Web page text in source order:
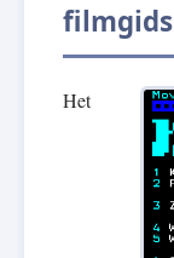
filmgids
Het